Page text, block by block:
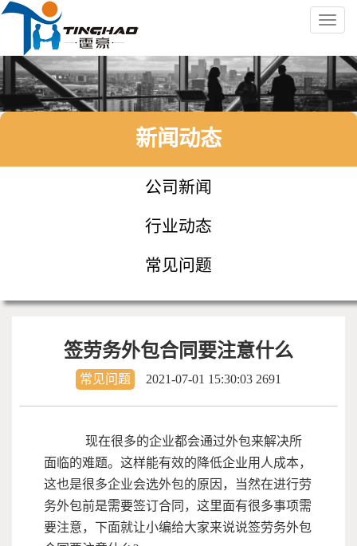
新闻动态
公司新闻
行业动态
常见问题
签劳务外包合同要注意什么
常见问题 2021-07-01 15:30:03 2691
现在很多的企业都会通过外包来解决所
面临的难题。这样能有效的降低企业用人成本，
这也是很多企业会选外包的原因，当然在进行劳
务外包前是需要签订合同，这里面有很多事项需
要注意，下面就让小编给大家来说说签劳务外包